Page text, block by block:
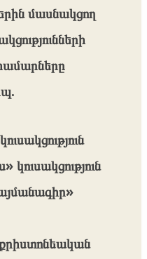
մասնակցող
կուսակցություն